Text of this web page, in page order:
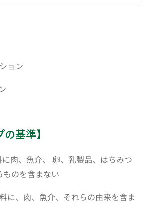
ョン
基準】
肉、魚介、 卵、乳製品、はちみつ
のを含まない
に、肉、魚介、それらの由来を含ま